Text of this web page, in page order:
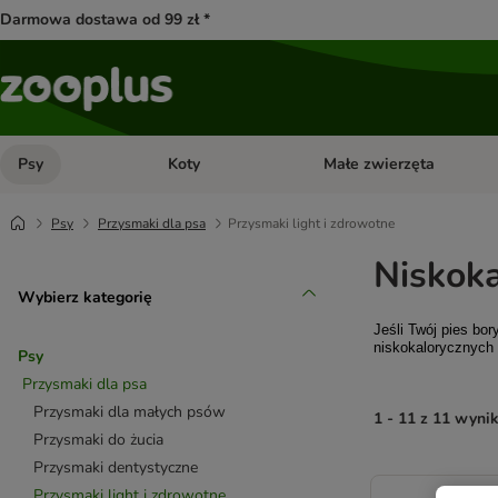
Darmowa dostawa od 99 zł *
Psy Otwórz menu kategorii: Psy
Koty Otwórz menu kategorii: Koty
Małe zwierzęta
Psy Przysmaki dla psa Przysmaki light i zdrowotne
Wybierz kategorię
Psy
Przysmaki dla psa
Przysmaki dla małych psów
Przysmaki do żucia
Przysmaki dentystyczne
Jeśli Twój pies
1 - 11 z 11